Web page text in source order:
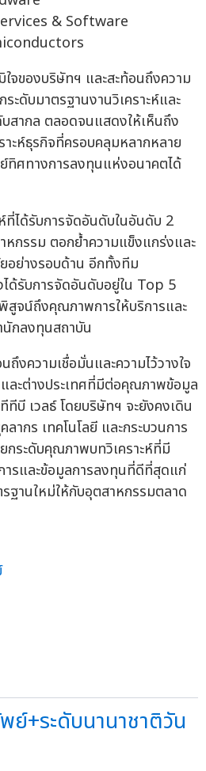
& Software
จของบริษัทฯ และสะท้อนถึงความ
ะดับมาตรฐานงานวิเคราะห์และ
สากล ตลอดจนแสดงให้เห็นถึง
าะห์ธุรกิจที่ครอบคลุมหลากหลาย
ทิศทางการลงทุนแห่งอนาคตได้
ที่ได้รับการจัดอันดับในอันดับ 2
กรรม ตอกย้ำความแข็งแกร่งและ
อย่างรอบด้าน อีกทั้งทีม
รับการจัดอันดับอยู่ใน Top 5
สูจน์ถึงคุณภาพการให้บริการและ
กลงทุนสถาบัน
ถึงความเชื่อมั่นและความไว้วางใจ
ละต่างประเทศที่มีต่อคุณภาพข้อมูล
บี เวลธ์ โดยบริษัทฯ จะยังคงเดิน
กร เทคโนโลยี และกระบวนการ
กระดับคุณภาพบทวิเคราะห์ที่มี
รและข้อมูลการลงทุนที่ดีที่สุดแก่
ฐานใหม่ให้กับอุตสาหกรรมตลาด
ย์+ระดับนานาชาติวัน